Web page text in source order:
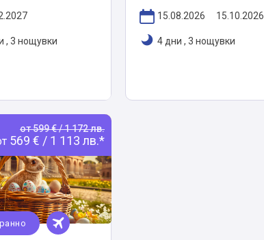
, 3 нощувки
15.08.2026 15.10.2026
4 дни , 3 нощувки
от 599 € / 1 172 лв.
569 € / 1 113 лв.*